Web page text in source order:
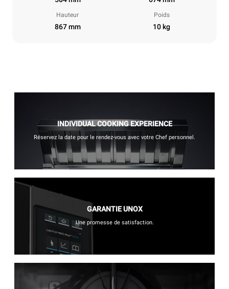
Hauteur
867 mm
Poids
10 kg
INDIVIDUAL COOKING EXPERIENCE
Réservez la date pour le rendez-vous avec votre Chef personnel.
GARANTIE UNOX
Une promesse de satisfaction.